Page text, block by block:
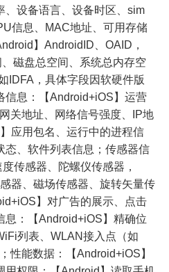
、设备语言、设备时区、sim
信息、MAC地址、可用存储
】AndroidID、OAID，
磁盘总空间、系统总内存空
IDFA，具体字段因软硬件版
信息：【Android+iOS】运营
关地址、网络信号强度、IP地
应用包名、运行中的进程信
态、软件列表信息；传感器信
传感器、陀螺仪传感器，
器、磁场传感器、旋转矢量传
】对广告的展示、点击
息：【Android+iOS】精确位
列表、WLAN接入点（如
性能数据：【Android+iOS】